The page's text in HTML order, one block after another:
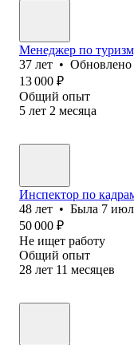
Менеджер по
37 лет • Обновлено
13 000 ₽
Общий опыт
5 лет 2 месяца
Инспектор по
48 лет • Была 7
50 000 ₽
Не ищет работу
Общий опыт
28 лет 11 месяцев